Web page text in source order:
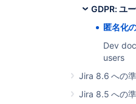
GDPR: ユ
匿名化
Dev
users
Jira 8.6 への
Jira 8.5 への
匿名化の再試
ユーザーの匿名化を再
提供する必要があります
現在のユーザー
か、匿名化済み
元のユーザー名